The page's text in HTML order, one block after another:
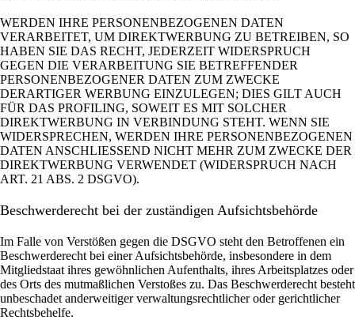
WERDEN IHRE PERSONENBEZOGENEN DATEN
VERARBEITET, UM DIREKTWERBUNG ZU BETREIBEN, SO
HABEN SIE DAS RECHT, JEDERZEIT WIDERSPRUCH
GEGEN DIE VERARBEITUNG SIE BETREFFENDER
PERSONENBEZOGENER DATEN ZUM ZWECKE
DERARTIGER WERBUNG EINZULEGEN; DIES GILT AUCH
FÜR DAS PROFILING, SOWEIT ES MIT SOLCHER
DIREKTWERBUNG IN VERBINDUNG STEHT. WENN SIE
WIDERSPRECHEN, WERDEN IHRE PERSONENBEZOGENEN
DATEN ANSCHLIESSEND NICHT MEHR ZUM ZWECKE DER
DIREKTWERBUNG VERWENDET (WIDERSPRUCH NACH
ART. 21 ABS. 2 DSGVO).
Beschwerde­recht bei der zuständigen Aufsichts­behörde
Im Falle von Verstößen gegen die DSGVO steht den Betroffenen ein
Beschwerderecht bei einer Aufsichtsbehörde, insbesondere in dem
Mitgliedstaat ihres gewöhnlichen Aufenthalts, ihres Arbeitsplatzes oder
des Orts des mutmaßlichen Verstoßes zu. Das Beschwerderecht besteht
unbeschadet anderweitiger verwaltungsrechtlicher oder gerichtlicher
Rechtsbehelfe.